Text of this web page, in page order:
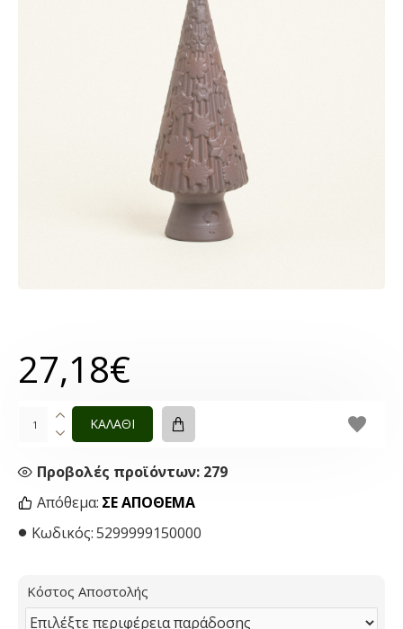
Απόθεμα: ΣΕ ΑΠΌΘΕΜΑ
Κωδικός:5299999150000
Προβολές προϊόντων: 279
27,18€
ΚΑΛΑΘΙ
Κόστος Αποστολής